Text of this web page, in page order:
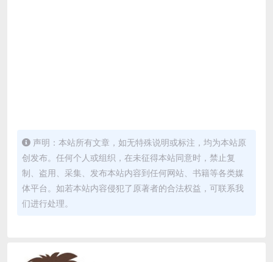
声明：本站所有文章，如无特殊说明或标注，均为本站原
创发布。任何个人或组织，在未征得本站同意时，禁止复
制、盗用、采集、发布本站内容到任何网站、书籍等各类媒
体平台。如若本站内容侵犯了原著者的合法权益，可联系我
们进行处理。